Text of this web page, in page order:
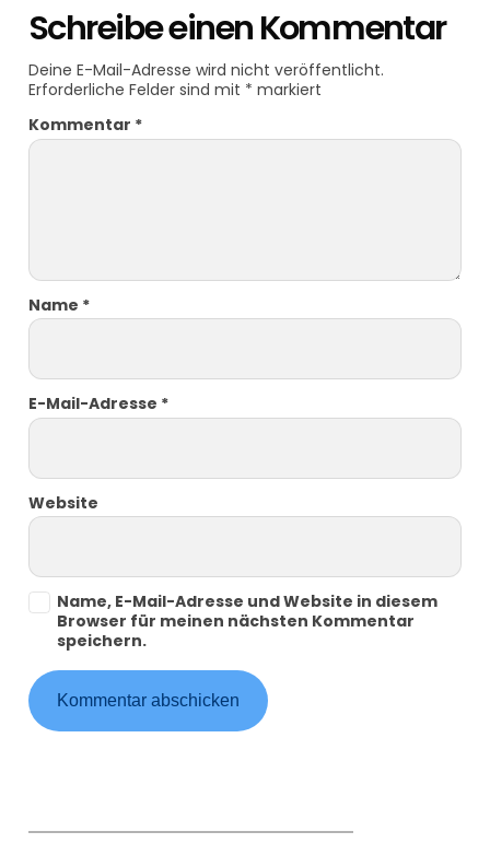
Schreibe einen Kommentar
Deine E-Mail-Adresse wird nicht veröffentlicht.
Erforderliche Felder sind mit * markiert
Kommentar *
Name *
E-Mail-Adresse *
Website
Name, E-Mail-Adresse und Website in diesem
Browser für meinen nächsten Kommentar
speichern.